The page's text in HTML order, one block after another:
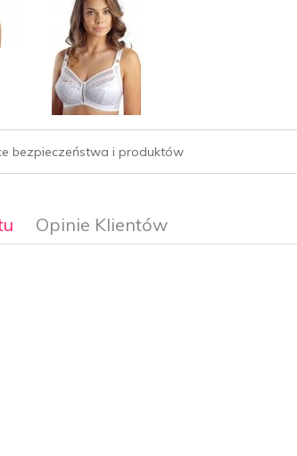
bezpieczeństwa i produktów
Opinie Klientów